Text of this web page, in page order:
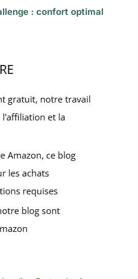
: confort optimal